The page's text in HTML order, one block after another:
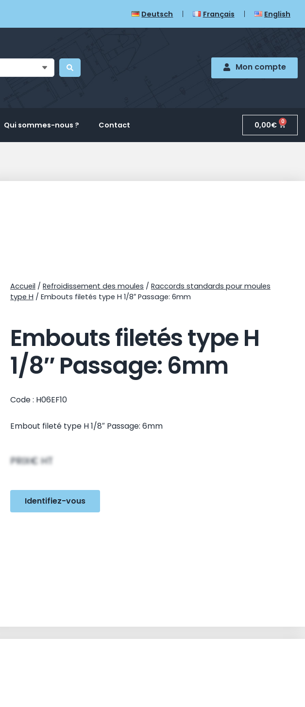
Deutsch Français English
Mon compte
Qui sommes-nous ? Contact 0,00€ 0
Accueil / Refroidissement des moules / Raccords standards pour moules
type H / Embouts filetés type H 1/8″ Passage: 6mm
Embouts filetés type H
1/8″ Passage: 6mm
Code : H06EF10
Embout fileté type H 1/8″ Passage: 6mm
PRIX€ HT
Identifiez-vous